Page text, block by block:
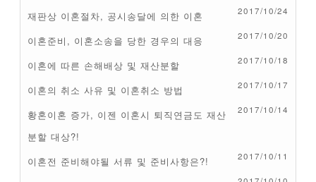
재판상 이혼절차, 공시송달에 의한 이혼 2017/10/24
이혼준비, 이혼소송을 당한 경우의 대응 2017/10/20
이혼에 따른 손해배상 및 재산분할 2017/10/18
이혼의 취소 사유 및 이혼취소 방법 2017/10/17
황혼이혼 증가, 이젠 이혼시 퇴직연금도 재산
분할 대상?!
2017/10/14
이혼전 준비해야될 서류 및 준비사항은?! 2017/10/11